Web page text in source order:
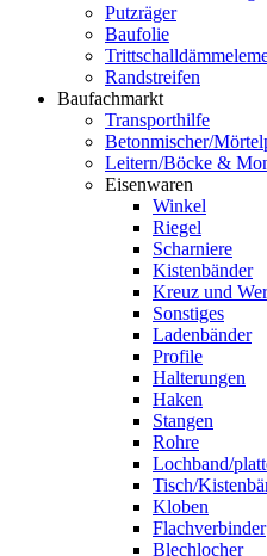
Putzräger
Baufolie
Randstreifen
Baufachmarkt
Transporthilfe
Betonmischer/
Leitern/Böcke &
Eisenwaren
Winkel
Riegel
Scharniere
Kistenbänder
Kreuz und
Sonstiges
Ladenbänder
Profile
Halterungen
Haken
Stangen
Rohre
Lochband/
Tisch/
Kloben
Flachverbinder
Blechlocher